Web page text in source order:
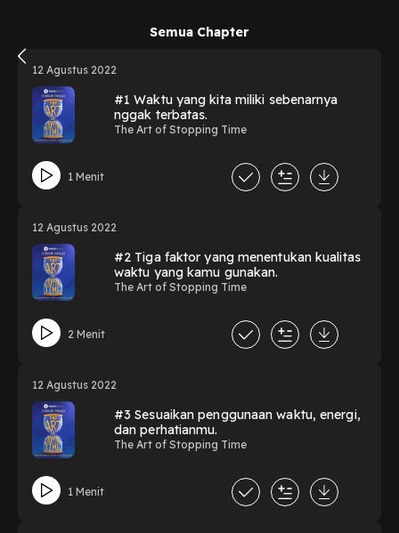
Semua Chapter
12 Agustus 2022
#1 Waktu yang kita miliki sebenarnya
nggak terbatas.
The Art of Stopping Time
1 Menit
12 Agustus 2022
#2 Tiga faktor yang menentukan kualitas
waktu yang kamu gunakan.
The Art of Stopping Time
2 Menit
12 Agustus 2022
#3 Sesuaikan penggunaan waktu, energi,
dan perhatianmu.
The Art of Stopping Time
1 Menit